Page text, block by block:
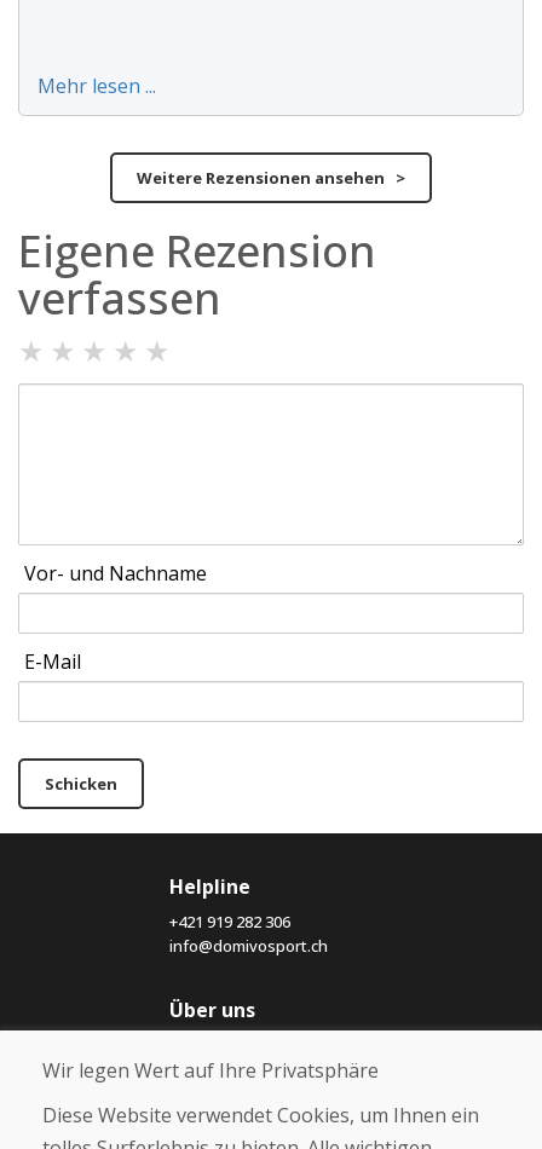
Mehr lesen ...
Weitere Rezensionen ansehen >
Eigene Rezension
verfassen
★ ★ ★ ★ ★
Vor- und Nachname
E-Mail
Schicken
Helpline
+421 919 282 306
info@domivosport.ch
Über uns
Über uns
Kontakt
Wir legen Wert auf Ihre Privatsphäre
Diese Website verwendet Cookies, um Ihnen ein